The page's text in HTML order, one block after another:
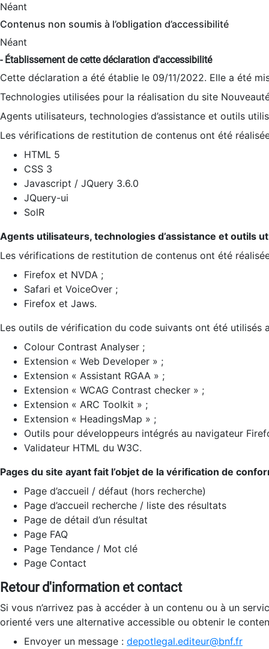
Néant
Contenus non soumis à l’obligation d’accessibilité
Néant
- Établissement de cette déclaration d'accessibilité
Cette déclaration a été établie le 09/11/2022. Elle a été
Technologies utilisées pour la réalisation du site
Agents utilisateurs, technologies d’assistance et outils
Les vérifications de restitution de contenus ont été
HTML 5
CSS 3
Javascript / JQuery 3.6.0
JQuery-ui
SolR
Agents utilisateurs, technologies d’assistance et outils
Les vérifications de restitution de contenus ont été
Firefox et NVDA ;
Safari et VoiceOver ;
Firefox et Jaws.
Les outils de vérification du code suivants ont été utilisés
Colour Contrast Analyser ;
Extension « Web Developer » ;
Extension « Assistant RGAA » ;
Extension « WCAG Contrast checker » ;
Extension « ARC Toolkit » ;
Extension « HeadingsMap » ;
Outils pour développeurs intégrés au navigateur
Validateur HTML du W3C.
Pages du site ayant fait l’objet de la vérification de
Page d’accueil / défaut (hors recherche)
Page d’accueil recherche / liste des résultats
Page de détail d’un résultat
Page FAQ
Page Tendance / Mot clé
Page Contact
Retour d'information et contact
Si vous n’arrivez pas à accéder à un contenu ou à un
orienté vers une alternative accessible ou obtenir le
Envoyer un message : depotlegal.editeur@bnf.fr